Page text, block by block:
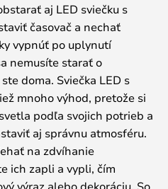
aj LED sviečku s
časovač a nechať
vypnúť po uplynutí
nemusíte starať o
doma. Sviečka LED s
mnoho výhod, pretože si
podľa svojich potrieb a
aj správnu atmosféru.
na zdvíhanie
ich zapli a vypli, čím
výraz alebo dekoráciu. So